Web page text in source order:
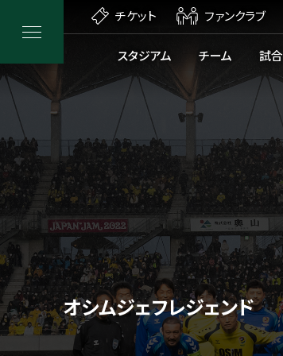
チケット ファンクラブ
スタジアム チーム 試合
オシムジェフレジェンド